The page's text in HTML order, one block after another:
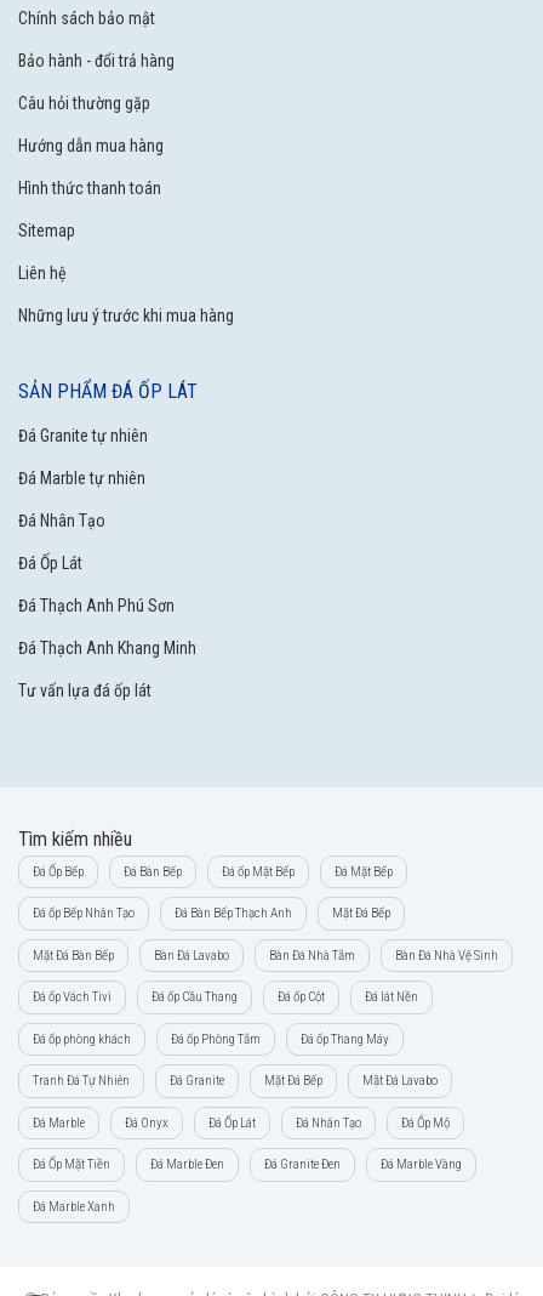
Chính sách bảo mật
Bảo hành - đổi trả hàng
Câu hỏi thường gặp
Hướng dẫn mua hàng
Hình thức thanh toán
Sitemap
Liên hệ
Những lưu ý trước khi mua hàng
SẢN PHẨM ĐÁ ỐP LÁT
Đá Granite tự nhiên
Đá Marble tự nhiên
Đá Nhân Tạo
Đá Ốp Lát
Đá Thạch Anh Phú Sơn
Đá Thạch Anh Khang Minh
Tư vấn lựa đá ốp lát
Tìm kiếm nhiều
Đá Ốp Bếp Đá Bàn Bếp Đá ốp Mặt Bếp Đá Mặt Bếp
Đá ốp Bếp Nhân Tạo Đá Bàn Bếp Thạch Anh Mặt Đá Bếp
Mặt Đá Bàn Bếp Bàn Đá Lavabo Bàn Đá Nhà Tắm Bàn Đá Nhà Vệ Sinh
Đá ốp Vách Tivi Đá ốp Cầu Thang Đá ốp Cột Đá lát Nền
Đá ốp phòng khách Đá ốp Phòng Tắm Đá ốp Thang Máy
Tranh Đá Tự Nhiên Đá Granite Mặt Đá Bếp Mặt Đá Lavabo
Đá Marble Đá Onyx Đá Ốp Lát Đá Nhân Tạo Đá Ốp Mộ
Đá Ốp Mặt Tiền Đá Marble Đen Đá Granite Đen Đá Marble Vàng
Đá Marble Xanh